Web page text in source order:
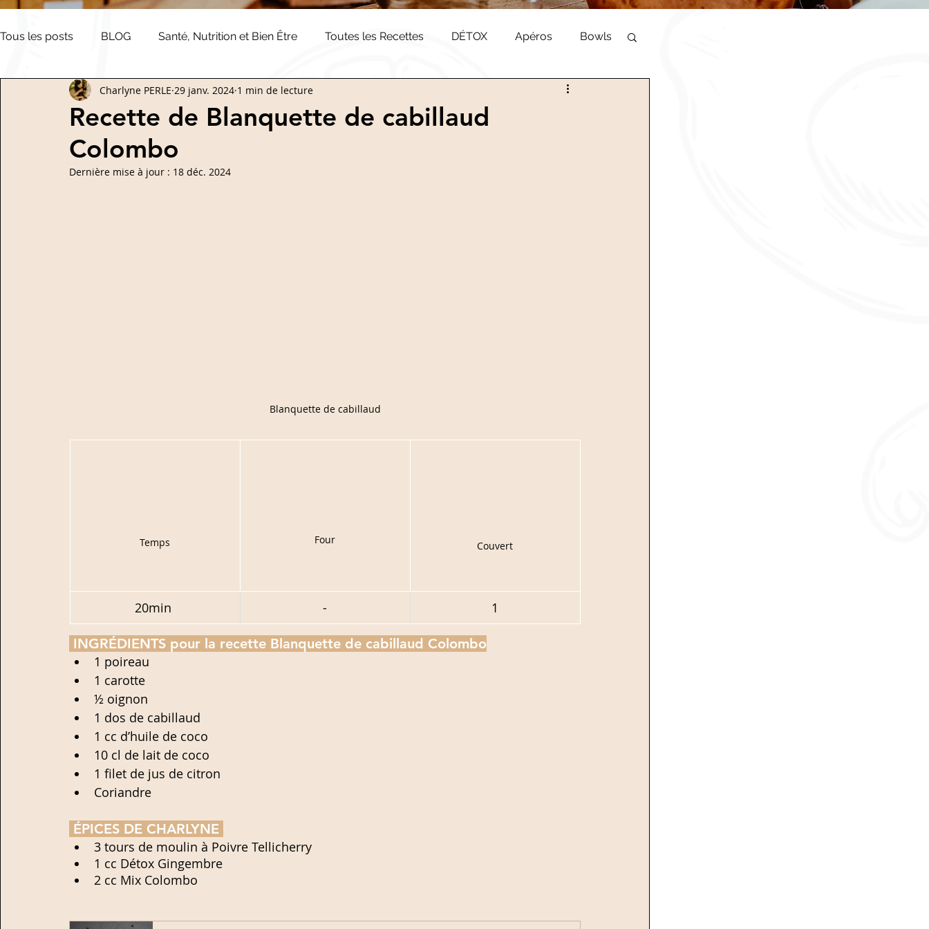
Tous les posts BLOG Santé, Nutrition et Bien Être Toutes les Recettes DÉTOX Apéros Bowls
Dips Veloutés Sucrées Végétarien
Recette de Blanquette de cabillaud
Colombo
Charlyne PERLE 29 janv. 2024 1 min de lecture
Dernière mise à jour : 18 déc. 2024
Blanquette de cabillaud
Temps Four Couvert
​20min - 1
INGRÉDIENTS pour la recette Blanquette de cabillaud Colombo
1 poireau
1 carotte
½ oignon
1 dos de cabillaud
1 cc d’huile de coco
10 cl de lait de coco
1 filet de jus de citron
Coriandre
ÉPICES DE CHARLYNE
3 tours de moulin à Poivre Tellicherry
1 cc Détox Gingembre
2 cc Mix Colombo